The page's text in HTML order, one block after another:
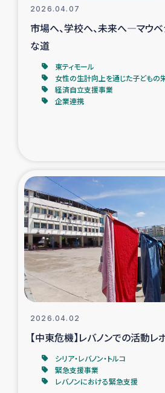
2026.04.07
市場へ、学校へ、未来へ―マウ
な道
東ティモール
女性の生計向上を通じた子どもの
経済自立支援事業
企業連携
2026.04.02
【中東危機】レバノンでの活動
シリア・レバノン・トルコ
緊急支援事業
レバノンにおける緊急支援